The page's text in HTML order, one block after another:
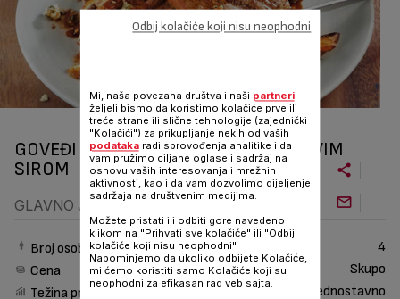
GOVEĐI BIFTEK SA PEČURKAMA I PLAVIM
SIROM
GLAVNO JELO
Broj osoba
4
Cena
Skupo
Težina pripreme
Jednostavno
Mi, naša povezana društva i naši partneri
željeli bismo da koristimo kolačiće prve ili
treće strane ili slične tehnologije (zajednički
"Kolačići") za prikupljanje nekih od vaših
podatakaradi sprovođenja analitike i da
vam pružimo ciljane oglase i sadržaj na
osnovu vaših interesovanja i mrežnih
aktivnosti, kao i da vam dozvolimo dijeljenje
sadržaja na društvenim medijima.
Možete pristati ili odbiti gore navedeno
klikom na "Prihvati sve kolačiće" ili "Odbij
kolačiće koji nisu neophodni".
Napominjemo da ukoliko odbijete Kolačiće,
mi ćemo koristiti samo Kolačiće koji su
neophodni za efikasan rad veb sajta.
Odbij kolačiće koji nisu neophodni